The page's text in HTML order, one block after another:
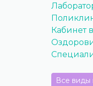
Кабинет
Все виды